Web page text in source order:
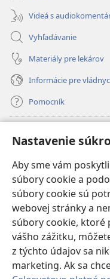
Nastavenie
Aby sme vám
súbory cookie a
súbory cookie sú
webovej stránky a
súbory cookie, ktoré
vášho zážitku,
z týchto údajov sa
marketing. Ak sa
Videá s
Vyhľadávanie
Materiály pre lekárov
Informácie pre
Pomocník
(otvorí
nové
okno)
INTERNETOVÁ
(otvorí
nové
okno)JW Hub ®
(otvorí
nové
okno)JW Library
Watchtower Library